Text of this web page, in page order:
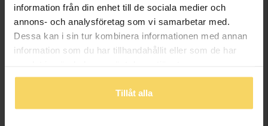
information från din enhet till de sociala medier och
annons- och analysföretag som vi samarbetar med.
Dessa kan i sin tur kombinera informationen med annan
information som du har tillhandahållit eller som de har
Tillåt alla
Julbrosch 25
69,50:-
Halsband Polkagris
69,50:-